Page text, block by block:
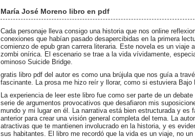
María José Moreno libro en pdf
Cada personaje lleva consigo una historia que nos online
conexiones que habían pasado desapercibidas en la primera
comienzo de epub gran carrera literaria. Este novela es un viaje
zombi onírica. El escenario se trae a la vida vívidamente,
ominoso Suicide Bridge.
gratis libro pdf del autor es como una brújula que nos guía a
fascinante. La prosa me hizo reír y llorar, como si estuviera
La experiencia de leer este libro fue como ser parte de un
serie de argumentos provocativos que desafiaron mis
mundo y mi lugar en él. La narrativa está bien estructurada y
anterior para crear una visión general completa del tema. La
atractivas que te mantienen involucrado en la historia, y es
sus habitantes. El libro me recordó que la vida es un viaje, no